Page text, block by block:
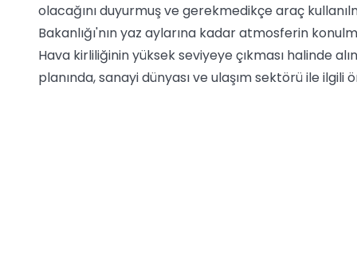
olacağını duyurmuş ve gerekmedikçe araç
Bakanlığı'nın yaz aylarına kadar atmosferin
Hava kirliliğinin yüksek seviyeye çıkması halinde
planında, sanayi dünyası ve ulaşım sektörü ile